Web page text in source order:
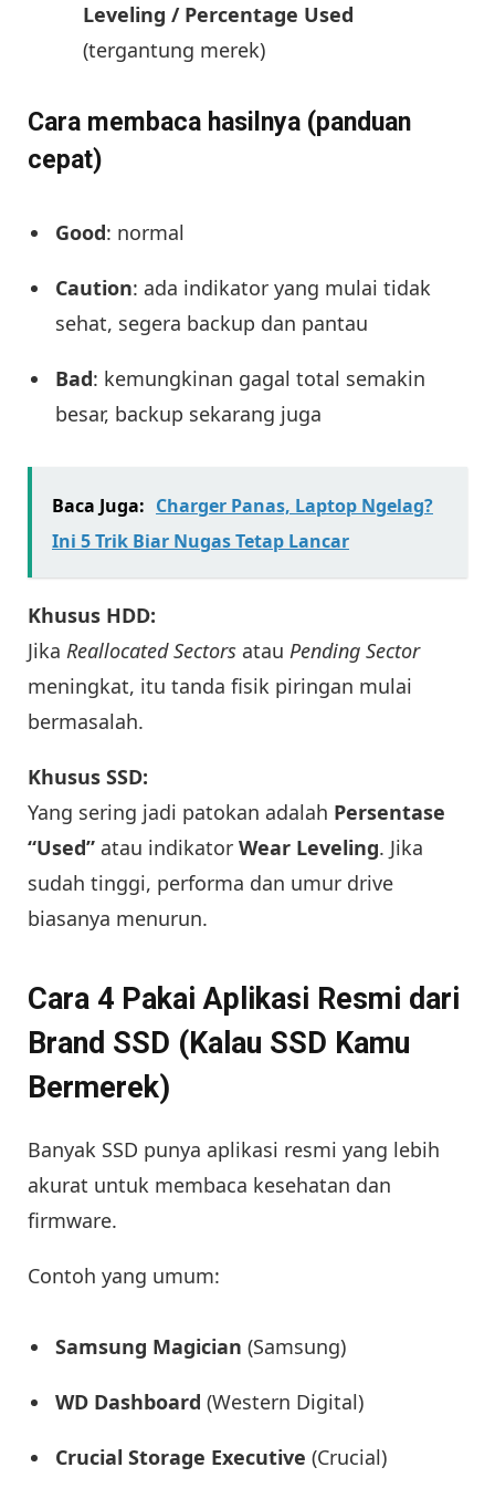
Leveling / Percentage Used
(tergantung merek)
Cara membaca hasilnya (panduan
cepat)
Good: normal
Caution: ada indikator yang mulai tidak
sehat, segera backup dan pantau
Bad: kemungkinan gagal total semakin
besar, backup sekarang juga
Baca Juga: Charger Panas, Laptop Ngelag?
Ini 5 Trik Biar Nugas Tetap Lancar
Khusus HDD:
Jika Reallocated Sectors atau Pending Sector
meningkat, itu tanda fisik piringan mulai
bermasalah.
Khusus SSD:
Yang sering jadi patokan adalah Persentase
“Used” atau indikator Wear Leveling. Jika
sudah tinggi, performa dan umur drive
biasanya menurun.
Cara 4 Pakai Aplikasi Resmi dari
Brand SSD (Kalau SSD Kamu
Bermerek)
Banyak SSD punya aplikasi resmi yang lebih
akurat untuk membaca kesehatan dan
firmware.
Contoh yang umum:
Samsung Magician (Samsung)
WD Dashboard (Western Digital)
Crucial Storage Executive (Crucial)